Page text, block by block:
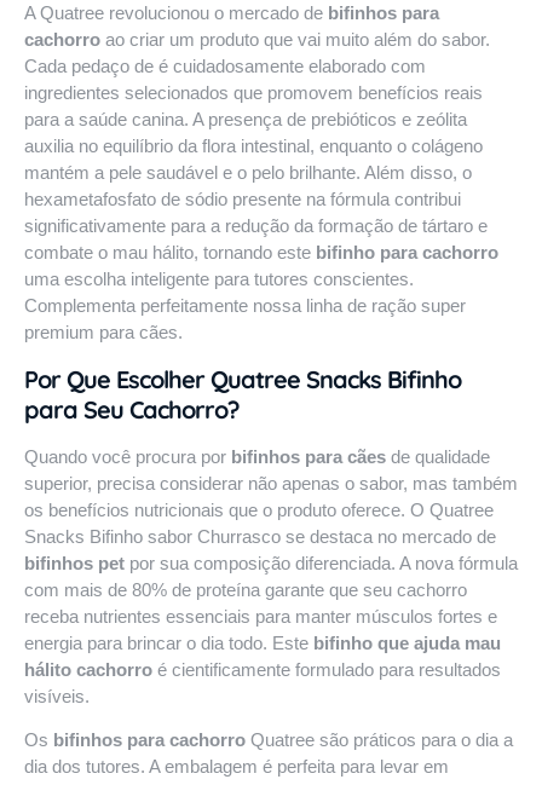
A Quatree revolucionou o mercado de bifinhos para
cachorro ao criar um produto que vai muito além do sabor.
Cada pedaço de é cuidadosamente elaborado com
ingredientes selecionados que promovem benefícios reais
para a saúde canina. A presença de prebióticos e zeólita
auxilia no equilíbrio da flora intestinal, enquanto o colágeno
mantém a pele saudável e o pelo brilhante. Além disso, o
hexametafosfato de sódio presente na fórmula contribui
significativamente para a redução da formação de tártaro e
combate o mau hálito, tornando este bifinho para cachorro
uma escolha inteligente para tutores conscientes.
Complementa perfeitamente nossa linha de ração super
premium para cães.
Por Que Escolher Quatree Snacks Bifinho
para Seu Cachorro?
Quando você procura por bifinhos para cães de qualidade
superior, precisa considerar não apenas o sabor, mas também
os benefícios nutricionais que o produto oferece. O Quatree
Snacks Bifinho sabor Churrasco se destaca no mercado de
bifinhos pet por sua composição diferenciada. A nova fórmula
com mais de 80% de proteína garante que seu cachorro
receba nutrientes essenciais para manter músculos fortes e
energia para brincar o dia todo. Este bifinho que ajuda mau
hálito cachorro é cientificamente formulado para resultados
visíveis.
Os bifinhos para cachorro Quatree são práticos para o dia a
dia dos tutores. A embalagem é perfeita para levar em